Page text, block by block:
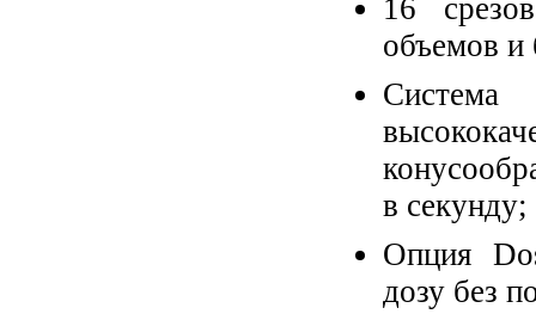
16
объемов и
в секунду;
Опция
дозу без